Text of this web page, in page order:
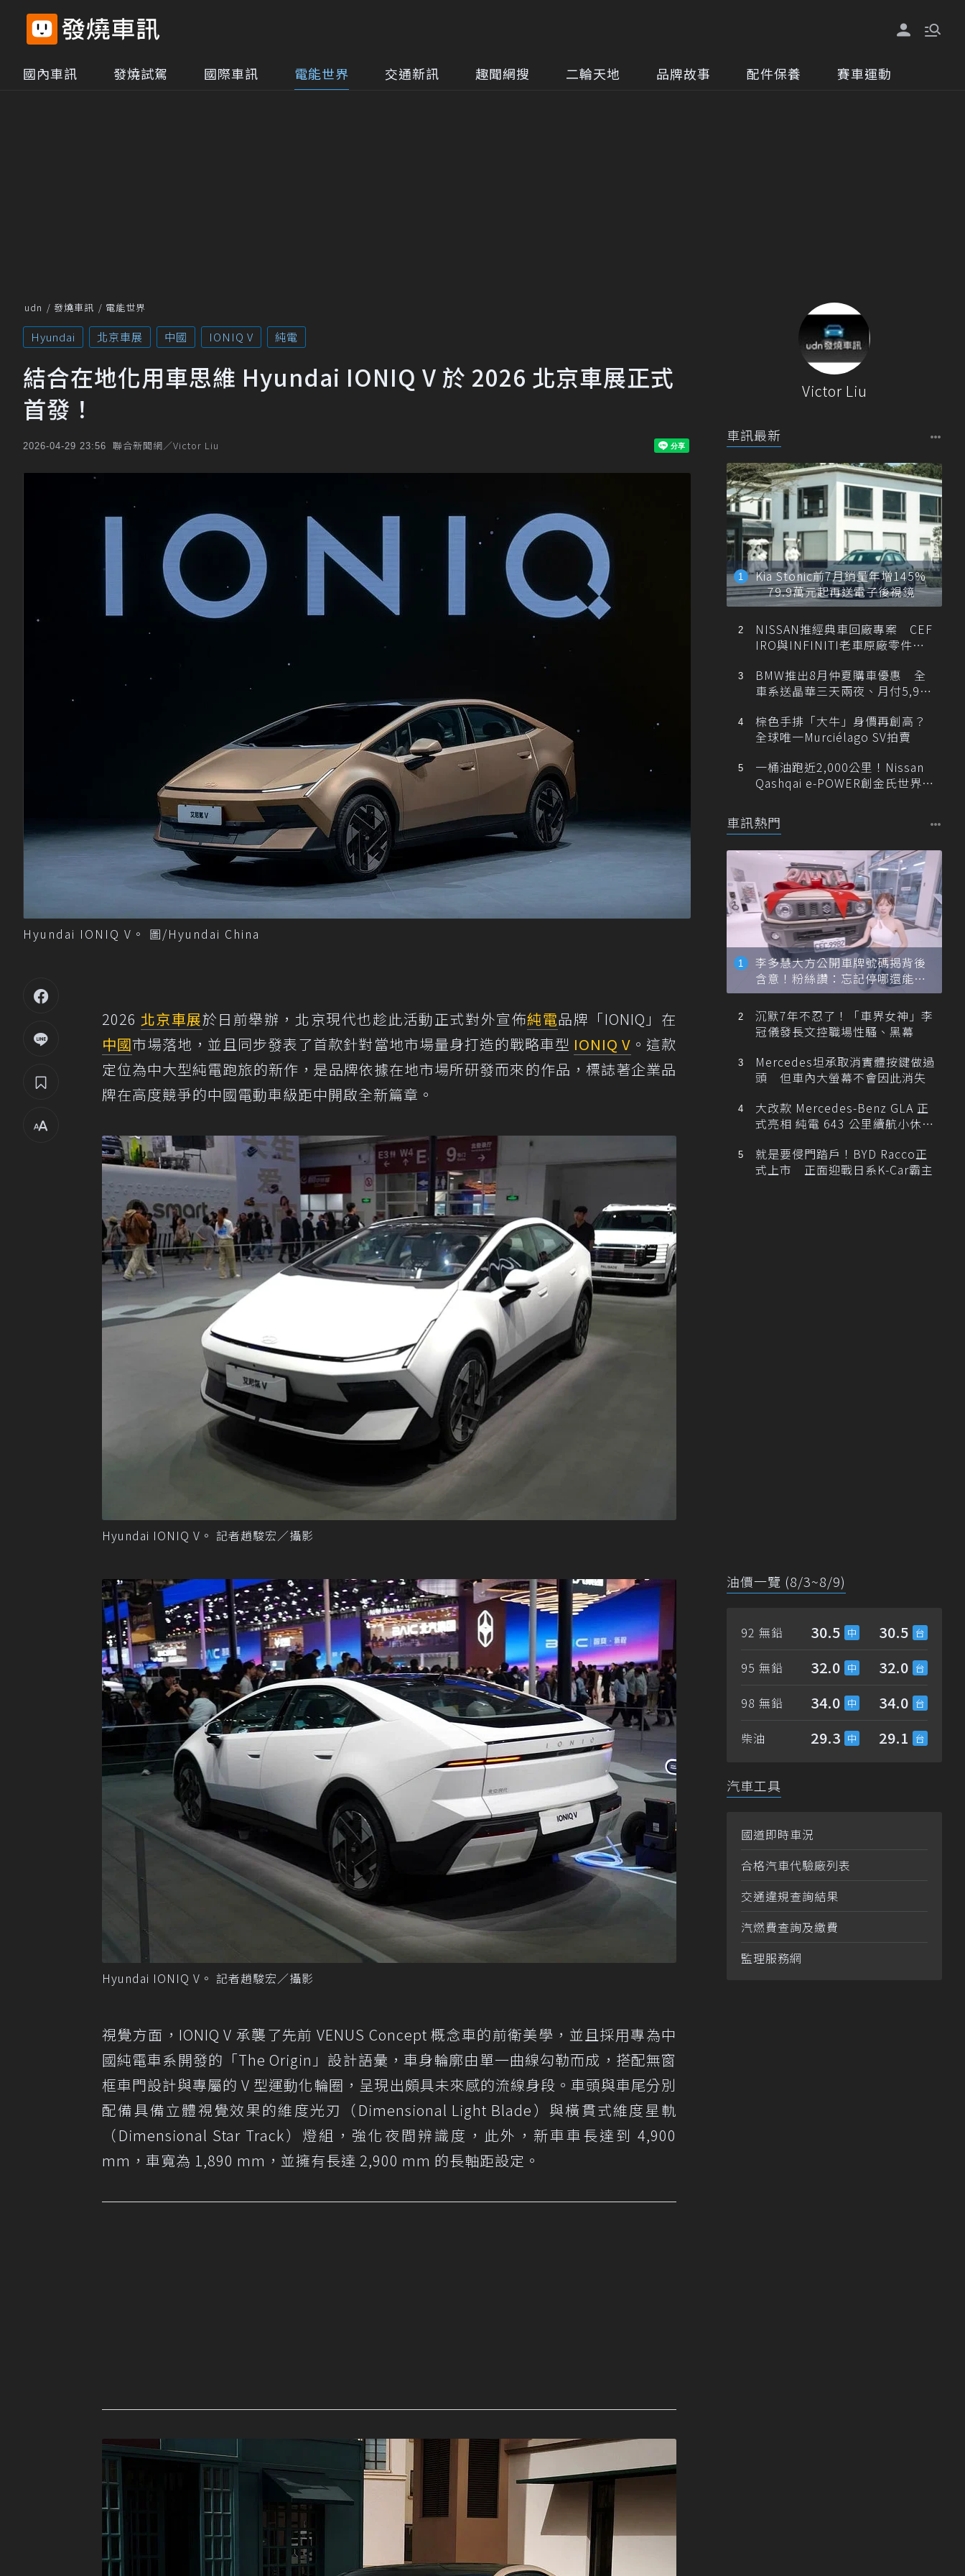
國內車訊 發燒試駕 國際車訊 電能世界 交通新訊 趣聞網搜 二輪天地 品牌故事 配件保養 賽車運動
udn 發燒車訊 電能世界
Hyundai 北京車展 中國 IONIQ V 純電
結合在地化用車思維 Hyundai IONIQ V 於 2026 北京車展正式
首發！
2026-04-29 23:56 聯合新聞網／Victor Liu
Hyundai IONIQ V。 圖/Hyundai China
2026 北京車展於日前舉辦，北京現代也趁此活動正式對外宣佈純電品牌「IONIQ」在
中國市場落地，並且同步發表了首款針對當地市場量身打造的戰略車型 IONIQ V 。這款
定位為中大型純電跑旅的新作，是品牌依據在地市場所研發而來的作品，標誌著企業品
牌在高度競爭的中國電動車級距中開啟全新篇章。
Hyundai IONIQ V。 記者趙駿宏／攝影
Hyundai IONIQ V。 記者趙駿宏／攝影
視覺方面，IONIQ V 承襲了先前 VENUS Concept 概念車的前衛美學，並且採用專為中
國純電車系開發的「The Origin」設計語彙，車身輪廓由單一曲線勾勒而成，搭配無窗
框車門設計與專屬的 V 型運動化輪圈，呈現出頗具未來感的流線身段。車頭與車尾分別
配備具備立體視覺效果的維度光刃（Dimensional Light Blade）與橫貫式維度星軌
（Dimensional Star Track）燈組，強化夜間辨識度，此外，新車車長達到 4,900
mm，車寬為 1,890 mm，並擁有長達 2,900 mm 的長軸距設定。
Victor Liu
車訊最新
Kia Stonic前7月銷量年增145%
79.9萬元起再送電子後視鏡
NISSAN推經典車回廠專案 CEF
IRO與INFINITI老車原廠零件最
BMW推出8月仲夏購車優惠 全
車系送晶華三天兩夜、月付5,900
棕色手排「大牛」身價再創高？
全球唯一Murciélago SV拍賣
一桶油跑近2,000公里！Nissan
Qashqai e-POWER創金氏世界紀
車訊熱門
李多慧大方公開車牌號碼揭背後
含意！粉絲讚：忘記停哪還能幫
忙找車
沉默7年不忍了！「車界女神」李
冠儀發長文控職場性騷、黑幕
Mercedes坦承取消實體按鍵做過
頭 但車內大螢幕不會因此消失
大改款 Mercedes-Benz GLA 正
式亮相 純電 643 公里續航小休
就是要侵門踏戶！BYD Racco正
式上市 正面迎戰日系K-Car霸主
油價一覽 (8/3~8/9)
92 無鉛 30.5 30.5
95 無鉛 32.0 32.0
98 無鉛 34.0 34.0
柴油 29.3 29.1
汽車工具
國道即時車況
合格汽車代驗廠列表
交通違規查詢結果
汽燃費查詢及繳費
監理服務網